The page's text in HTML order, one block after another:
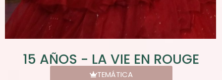
15 AÑOS - LA VIE EN ROUGE
TEMÁTICA